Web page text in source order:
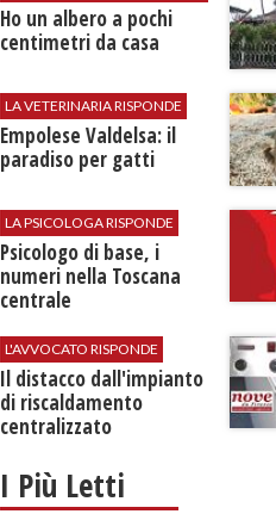
Ho un albero a pochi
centimetri da casa
LA VETERINARIA RISPONDE
Empolese Valdelsa: il
paradiso per gatti
LA PSICOLOGA RISPONDE
Psicologo di base, i
numeri nella Toscana
centrale
L'AVVOCATO RISPONDE
Il distacco dall'impianto
di riscaldamento
centralizzato
I Più Letti